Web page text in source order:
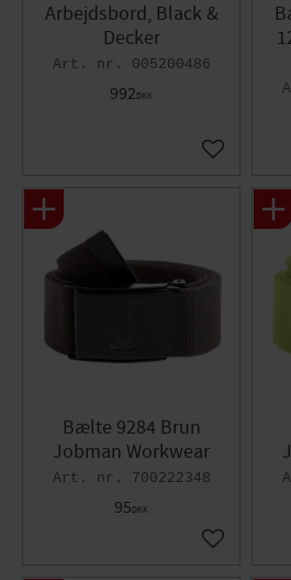
Arbejdsbord, Black &
Decker
005200486
992DKK
Gem som
Bælte 9284 Brun
Jobman Workwear
700222348
95DKK
Gem som